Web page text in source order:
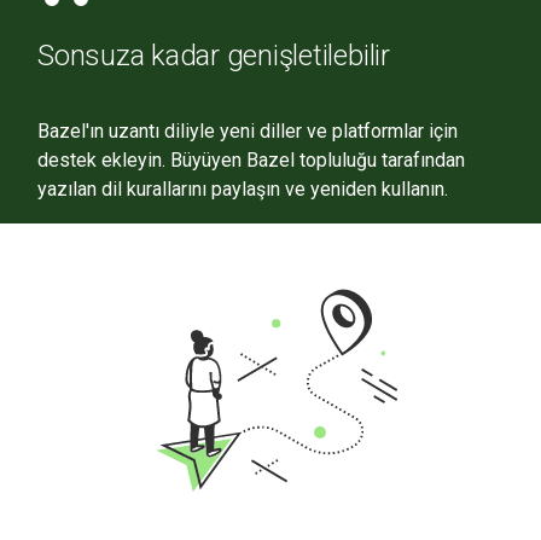
Sonsuza kadar genişletilebilir
Bazel'ın uzantı diliyle yeni diller ve platformlar için
destek ekleyin. Büyüyen Bazel topluluğu tarafından
yazılan dil kurallarını paylaşın ve yeniden kullanın.